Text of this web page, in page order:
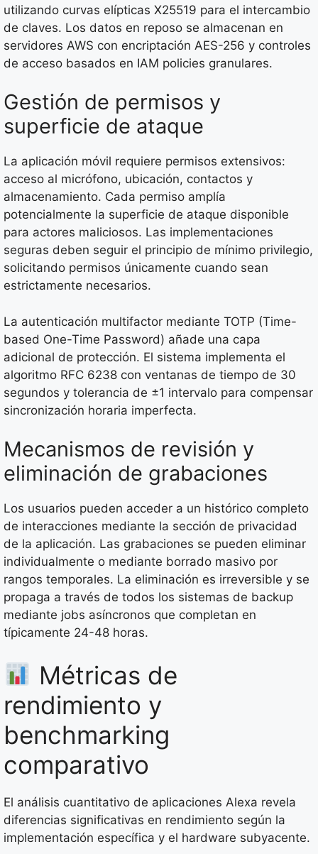
utilizando curvas elípticas X25519 para el intercambio
de claves. Los datos en reposo se almacenan en
servidores AWS con encriptación AES-256 y controles
de acceso basados en IAM policies granulares.
Gestión de permisos y
superficie de ataque
La aplicación móvil requiere permisos extensivos:
acceso al micrófono, ubicación, contactos y
almacenamiento. Cada permiso amplía
potencialmente la superficie de ataque disponible
para actores maliciosos. Las implementaciones
seguras deben seguir el principio de mínimo privilegio,
solicitando permisos únicamente cuando sean
estrictamente necesarios.
La autenticación multifactor mediante TOTP (Time-
based One-Time Password) añade una capa
adicional de protección. El sistema implementa el
algoritmo RFC 6238 con ventanas de tiempo de 30
segundos y tolerancia de ±1 intervalo para compensar
sincronización horaria imperfecta.
Mecanismos de revisión y
eliminación de grabaciones
Los usuarios pueden acceder a un histórico completo
de interacciones mediante la sección de privacidad
de la aplicación. Las grabaciones se pueden eliminar
individualmente o mediante borrado masivo por
rangos temporales. La eliminación es irreversible y se
propaga a través de todos los sistemas de backup
mediante jobs asíncronos que completan en
típicamente 24-48 horas.
Métricas de
rendimiento y
benchmarking
comparativo
El análisis cuantitativo de aplicaciones Alexa revela
diferencias significativas en rendimiento según la
implementación específica y el hardware subyacente.